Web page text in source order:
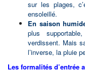
Autres
autour du
nombreux
artisanaux,
pueblo
Dîner libre et
sur les plages,
ensoleillé.
En saison
plus
verdissent. Mais
l’inverse, la pluie
Les formalités d’entrée